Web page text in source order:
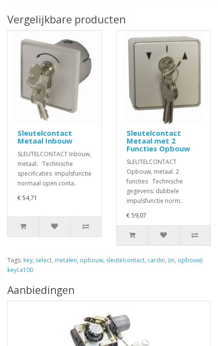
Vergelijkbare producten
Sleutelcontact
Metaal Inbouw
SLEUTELCONTACT Inbouw,
metaal. Technische
specificaties: impulsfunctie
normaal open conta..
€ 54,71
Sleutelcontact
Metaal met 2
Functies Opbouw
SLEUTELCONTACT
Opbouw, metaal. 2
functies Technische
gegevens: dubbele
impulsfunctie norm..
€ 59,07
Tags: key, select, metalen, opbouw, sleutelcontact, cardin, (in, opbouw)
keyca100
Aanbiedingen